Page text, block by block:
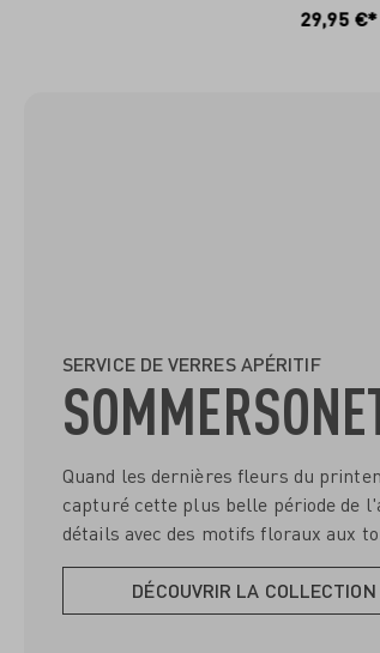
29,95 €*
SERVICE DE VERRES APÉRITIF
Quand les dernières fleurs du
capturé cette plus belle période de
détails avec des motifs floraux aux
DÉCOUVRIR LA COLLECTION